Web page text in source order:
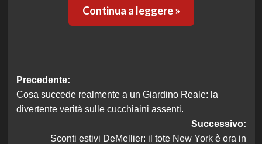
Continua a leggere »
Navigazione
articolo
Precedente:
Cosa succede realmente a un Giardino Reale: la
divertente verità sulle cucchiaini assenti.
Successivo:
Sconti estivi DeMellier: il tote New York è ora in